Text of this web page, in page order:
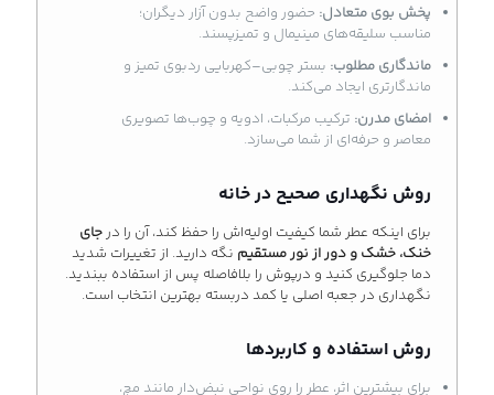
پخش بوی متعادل: حضور واضح بدون آزار دیگران؛
مناسب سلیقه‌های مینیمال و تمیزپسند.
ماندگاری مطلوب: بستر چوبی–کهربایی ردبوی تمیز و
ماندگارتری ایجاد می‌کند.
امضای مدرن: ترکیب مرکبات، ادویه و چوب‌ها تصویری
معاصر و حرفه‌ای از شما می‌سازد.
روش نگهداری صحیح در خانه
برای اینکه عطر شما کیفیت اولیه‌اش را حفظ کند، آن را درجای
خنک، خشک و دور از نور مستقیم نگه دارید. از تغییرات شدید
دما جلوگیری کنید و درپوش را بلافاصله پس از استفاده ببندید.
نگهداری در جعبه اصلی یا کمد دربسته بهترین انتخاب است.
روش استفاده و کاربردها
برای بیشترین اثر، عطر را روی نواحی نبض‌دار مانند مچ،